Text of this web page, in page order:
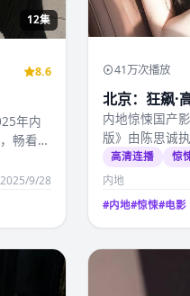
12集
8.6
年内
畅看国
2025/9/28
41万次播放
北京：狂飙·
内地惊悚国产
版》由陈思诚
丽颖、朱一龙
高清连播 惊
内地
#内地#惊悚#电影